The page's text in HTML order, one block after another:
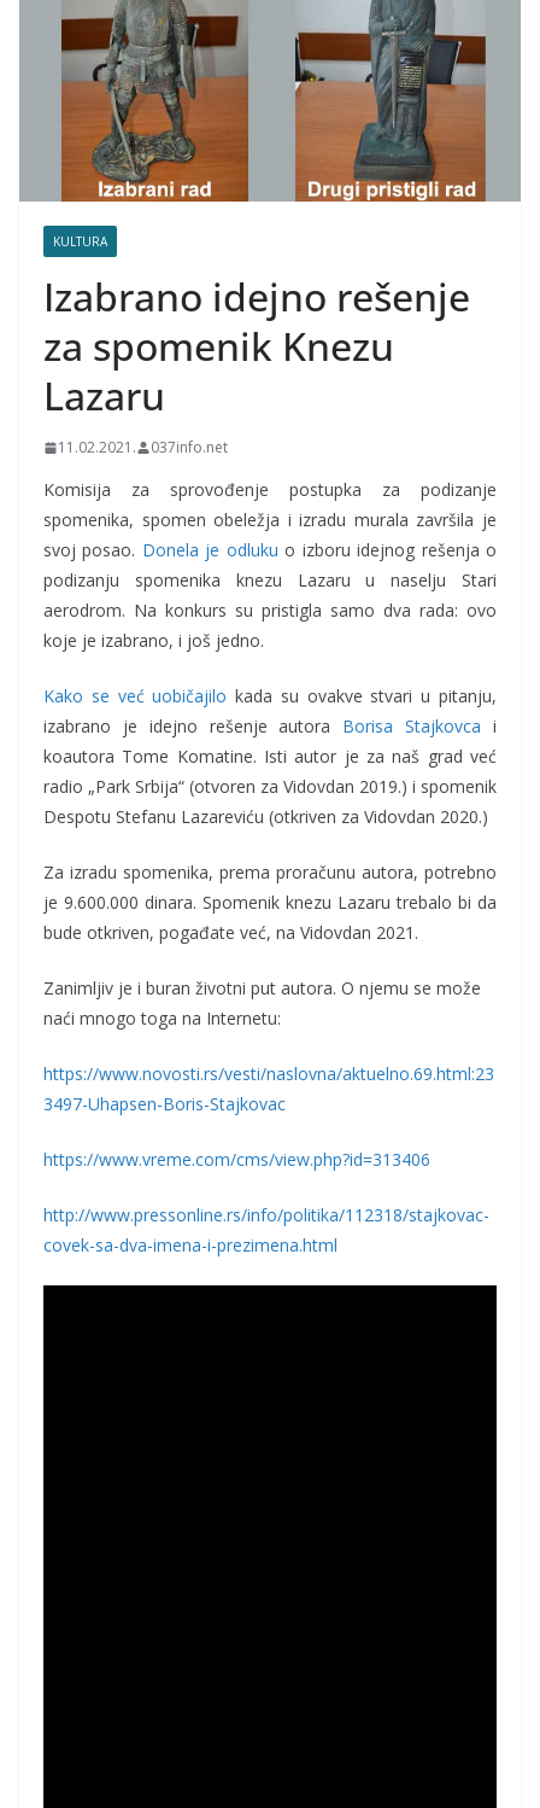
KULTURA
Izabrano idejno rešenje
za spomenik Knezu
Lazaru
11.02.2021. 037info.net
Komisija za sprovođenje postupka za podizanje
spomenika, spomen obeležja i izradu murala završila je
svoj posao. Donela je odluku o izboru idejnog rešenja o
podizanju spomenika knezu Lazaru u naselju Stari
aerodrom. Na konkurs su pristigla samo dva rada: ovo
koje je izabrano, i još jedno.
Kako se već uobičajilo kada su ovakve stvari u pitanju,
izabrano je idejno rešenje autora Borisa Stajkovca i
koautora Tome Komatine. Isti autor je za naš grad već
radio „Park Srbija“ (otvoren za Vidovdan 2019.) i spomenik
Despotu Stefanu Lazareviću (otkriven za Vidovdan 2020.)
Za izradu spomenika, prema proračunu autora, potrebno
je 9.600.000 dinara. Spomenik knezu Lazaru trebalo bi da
bude otkriven, pogađate već, na Vidovdan 2021.
Zanimljiv je i buran životni put autora. O njemu se može
naći mnogo toga na Internetu:
https://www.novosti.rs/vesti/naslovna/aktuelno.69.html:23
3497-Uhapsen-Boris-Stajkovac
https://www.vreme.com/cms/view.php?id=313406
http://www.pressonline.rs/info/politika/112318/stajkovac-
covek-sa-dva-imena-i-prezimena.html